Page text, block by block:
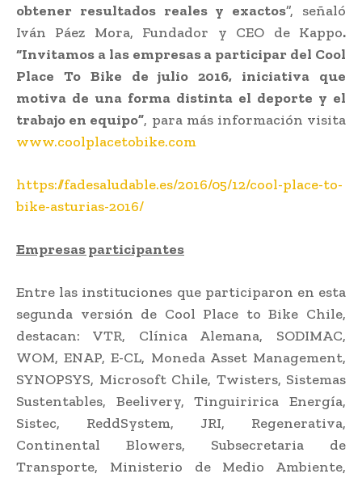
obtener resultados reales y exactos”, señaló
Iván Páez Mora, Fundador y CEO de Kappo.
“Invitamos a las empresas a participar del Cool
Place To Bike de julio 2016, iniciativa que
motiva de una forma distinta el deporte y el
trabajo en equipo”, para más información visita
www.coolplacetobike.com
https://fadesaludable.es/2016/05/12/cool-place-to-
bike-asturias-2016/
Empresas participantes
Entre las instituciones que participaron en esta
segunda versión de Cool Place to Bike Chile,
destacan: VTR, Clínica Alemana, SODIMAC,
WOM, ENAP, E-CL, Moneda Asset Management,
SYNOPSYS, Microsoft Chile, Twisters, Sistemas
Sustentables, Beelivery, Tinguiririca Energía,
Sistec, ReddSystem, JRI, Regenerativa,
Continental Blowers, Subsecretaria de
Transporte, Ministerio de Medio Ambiente,